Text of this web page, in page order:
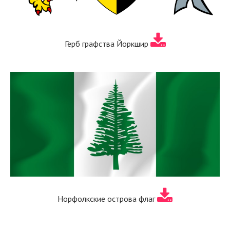
Герб графства Йоркшир
Норфолкские острова флаг